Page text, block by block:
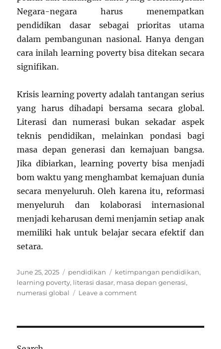
Negara-negara harus menempatkan
pendidikan dasar sebagai prioritas utama
dalam pembangunan nasional. Hanya dengan
cara inilah learning poverty bisa ditekan secara
signifikan.
Krisis learning poverty adalah tantangan serius
yang harus dihadapi bersama secara global.
Literasi dan numerasi bukan sekadar aspek
teknis pendidikan, melainkan pondasi bagi
masa depan generasi dan kemajuan bangsa.
Jika dibiarkan, learning poverty bisa menjadi
bom waktu yang menghambat kemajuan dunia
secara menyeluruh. Oleh karena itu, reformasi
menyeluruh dan kolaborasi internasional
menjadi keharusan demi menjamin setiap anak
memiliki hak untuk belajar secara efektif dan
setara.
Posted
on
June 25, 2025 Categories
pendidikan Tags
ketimpangan pendidikan,
learning poverty, literasi dasar, masa depan generasi,
numerasi global
Leave a commenton